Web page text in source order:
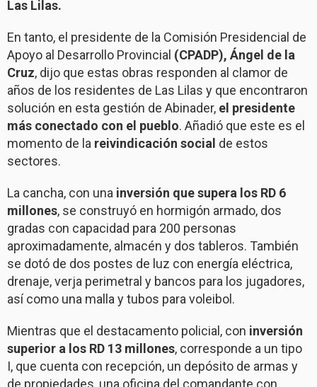
Las Lilas.
En tanto, el presidente de la Comisión Presidencial de
Apoyo al Desarrollo Provincial (CPADP), Ángel de la
Cruz, dijo que estas obras responden al clamor de
años de los residentes de Las Lilas y que encontraron
solución en esta gestión de Abinader, el presidente
más conectado con el pueblo. Añadió que este es el
momento de la reivindicación social de estos
sectores.
La cancha, con una inversión que supera los RD 6
millones, se construyó en hormigón armado, dos
gradas con capacidad para 200 personas
aproximadamente, almacén y dos tableros. También
se dotó de dos postes de luz con energía eléctrica,
drenaje, verja perimetral y bancos para los jugadores,
así como una malla y tubos para voleibol.
Mientras que el destacamento policial, con inversión
superior a los RD 13 millones, corresponde a un tipo
I, que cuenta con recepción, un depósito de armas y
de propiedades, una oficina del comandante con